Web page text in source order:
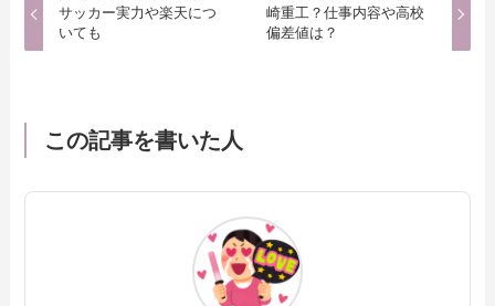
サッカー実力や楽天につ
いても
崎重工？仕事内容や高校
偏差値は？
この記事を書いた人